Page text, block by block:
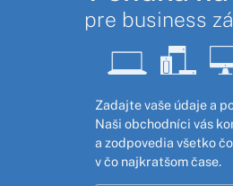
pre business
Zadajte vaše údaje a
Naši obchodníci vás
a zodpovedia všetko
v čo najkratšom čase.